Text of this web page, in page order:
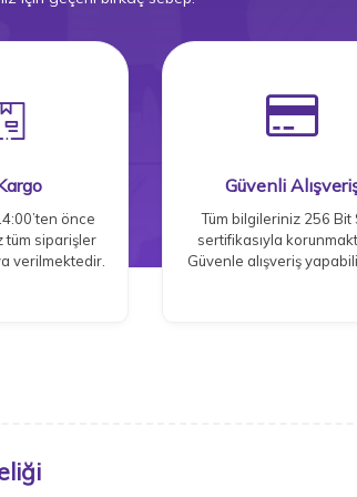
önce
tüm siparişler
verilmektedir.
Güvenli
Tüm bilgileriniz 256 Bit
sertifikasıyla
Güvenle alışveriş